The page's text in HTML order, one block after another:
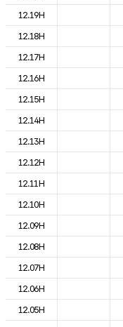
12.19H
12.18H
12.17H
12.16H
12.15H
12.14H
12.13H
12.12H
12.11H
12.10H
12.09H
12.08H
12.07H
12.06H
12.05H